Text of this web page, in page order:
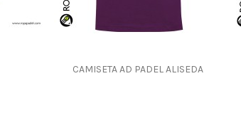
CAMISETA AD PADEL ALISEDA